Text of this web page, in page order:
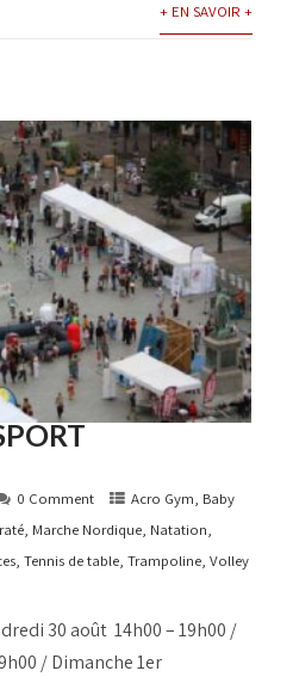
+ EN SAVOIR +
0 Comment Acro Gym, Baby
, Marche Nordique, Natation,
,Tennis de table,Trampoline,Volley
30 août 14h00 – 19h00 /
/ Dimanche 1er